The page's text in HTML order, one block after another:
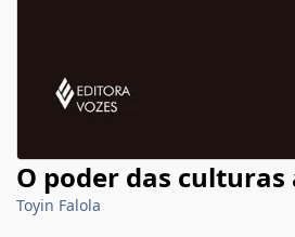
O poder das
Toyin Falola